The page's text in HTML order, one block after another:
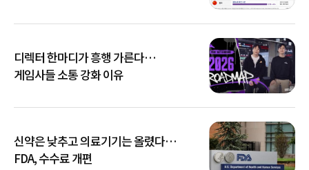
디렉터 한마디가 흥행 가른다…
게임사들 소통 강화 이유
신약은 낮추고 의료기기는 올렸다…
FDA, 수수료 개편